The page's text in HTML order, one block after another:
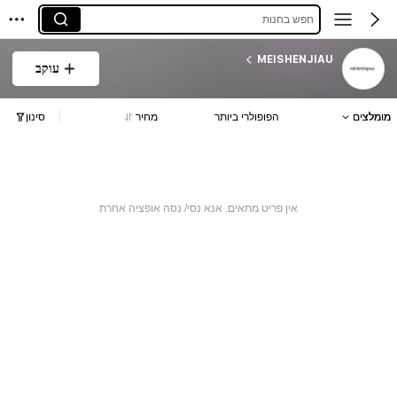
חפש בחנות
MEISHENJIAU
עוקב
מומלצים הפופולרי ביותר מחיר סינון
אין פריט מתאים. אנא נסי/ נסה אופציה אחרת